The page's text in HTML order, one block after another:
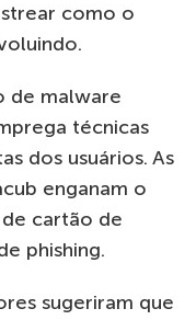
como o
de malware
técnicas
dos usuários. As
enganam o
cartão de
phishing.
sugeriram que